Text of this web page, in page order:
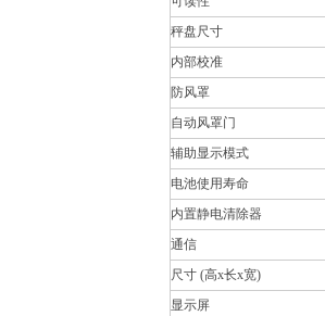
秤盘尺寸
内部校准
防风罩
自动风罩门
辅助显示模式
电池使用寿命
内置静电清除器
通信
尺寸 (高x长x宽)
显示屏